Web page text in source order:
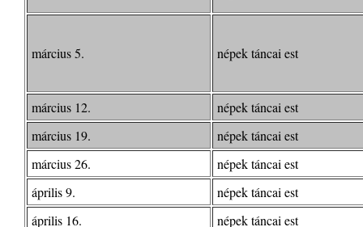
március 5. népek táncai est
március 12.
népek táncai est
március 19.
népek táncai est
március 26.
népek táncai est
április 9.
népek táncai est
április 16.
népek táncai est